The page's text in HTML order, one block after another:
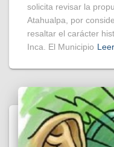
solicita revisar la
Atahualpa, por
resaltar el carácter
Inca. El Municipio